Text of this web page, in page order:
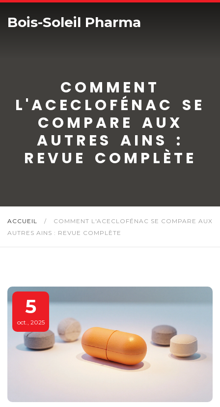
Bois-Soleil Pharma
COMMENT
L'ACECLOFÉNAC SE
COMPARE AUX
AUTRES AINS :
REVUE COMPLÈTE
ACCUEIL /
COMMENT L'ACECLOFÉNAC SE COMPARE AUX
AUTRES AINS : REVUE COMPLÈTE
5
oct., 2025